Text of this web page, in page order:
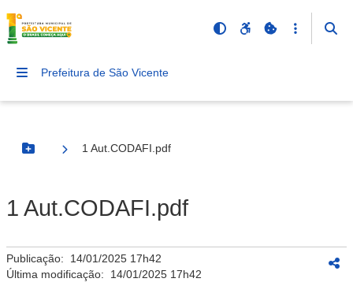
Prefeitura de São Vicente
Botão Menu
1 Aut.CODAFI.pdf
1 Aut.CODAFI.pdf
Publicação: 14/01/2025 17h42
Última modificação: 14/01/2025 17h42